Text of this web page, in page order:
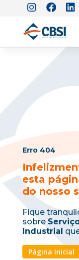
Erro 404
esta
do nosso
Fique
sobre
Industrial
Página Inicial